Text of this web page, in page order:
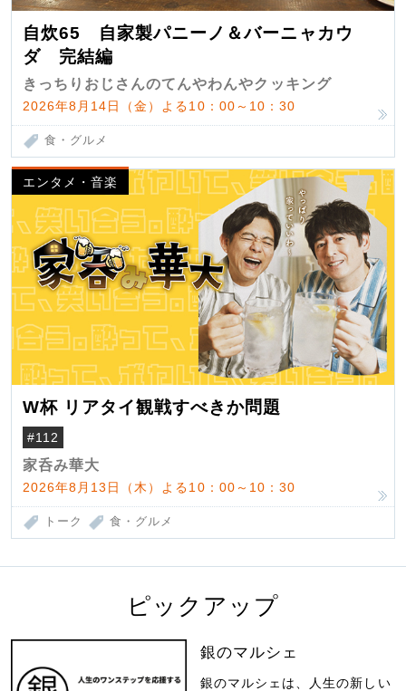
自炊65 自家製パニーノ＆バーニャカウ
ダ 完結編
きっちりおじさんのてんやわんやクッキング
2026年8月14日（金）よる10：00～10：30
食・グルメ
エンタメ・音楽
W杯 リアタイ観戦すべきか問題
#112
家呑み華大
2026年8月13日（木）よる10：00～10：30
トーク 食・グルメ
ピックアップ
銀のマルシェ
銀のマルシェは、人生の新しい